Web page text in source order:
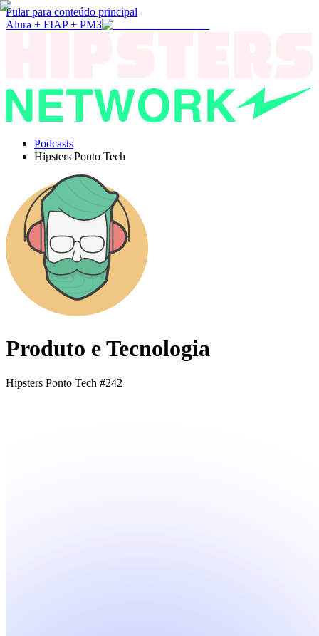
Pular para conteúdo principal
Alura + FIAP + PM3
Podcasts
Hipsters Ponto Tech
Produto e Tecnologia
Hipsters Ponto Tech #242